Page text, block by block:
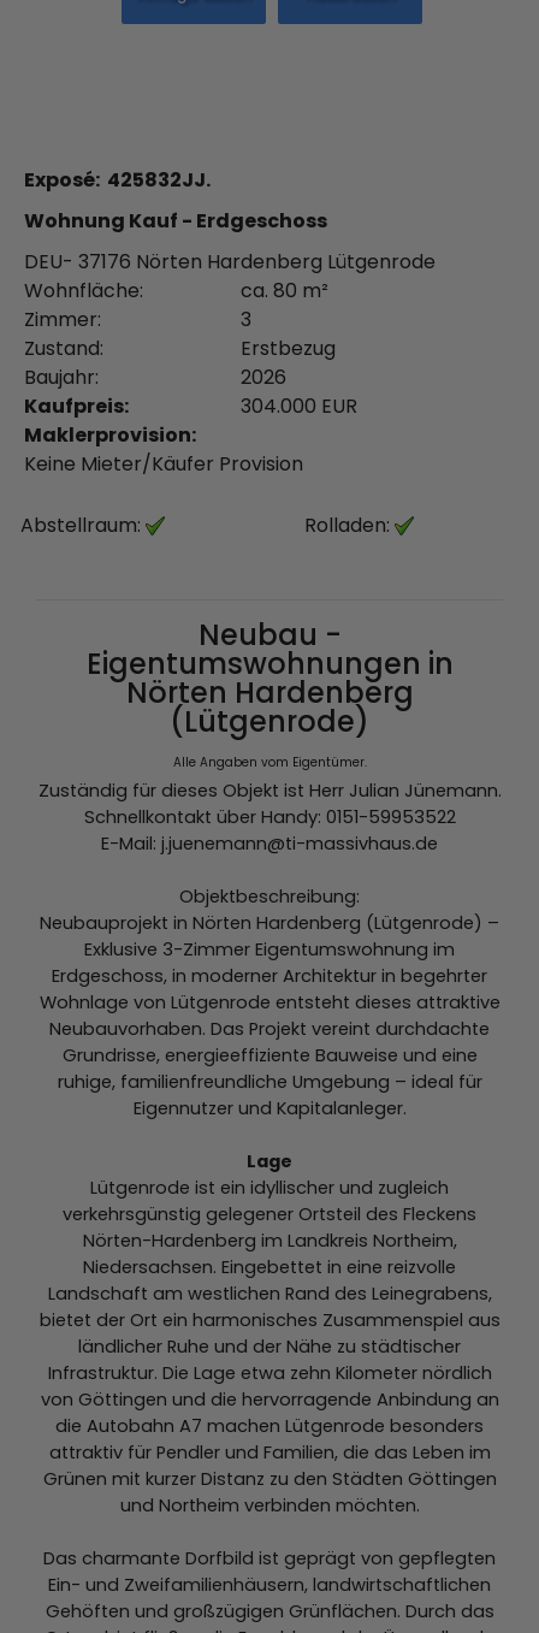
Exposé: 425832JJ.
Wohnung Kauf - Erdgeschoss
DEU- 37176 Nörten Hardenberg Lütgenrode
Wohnfläche:
ca. 80 m²
Zimmer:
3
Zustand:
Erstbezug
Baujahr:
2026
Kaufpreis:
304.000 EUR
Maklerprovision:
Keine Mieter/Käufer Provision
Abstellraum: Rolladen:
Neubau -
Eigentumswohnungen in
Nörten Hardenberg
(Lütgenrode)
Alle Angaben vom Eigentümer.
Zuständig für dieses Objekt ist Herr Julian Jünemann.
Schnellkontakt über Handy: 0151-59953522
E-Mail: j.juenemann@ti-massivhaus.de
Objektbeschreibung:
Neubauprojekt in Nörten Hardenberg (Lütgenrode) –
Exklusive 3-Zimmer Eigentumswohnung im
Erdgeschoss, in moderner Architektur in begehrter
Wohnlage von Lütgenrode entsteht dieses attraktive
Neubauvorhaben. Das Projekt vereint durchdachte
Grundrisse, energieeffiziente Bauweise und eine
ruhige, familienfreundliche Umgebung – ideal für
Eigennutzer und Kapitalanleger.
Lage
Lütgenrode ist ein idyllischer und zugleich
verkehrsgünstig gelegener Ortsteil des Fleckens
Nörten-Hardenberg im Landkreis Northeim,
Niedersachsen. Eingebettet in eine reizvolle
Landschaft am westlichen Rand des Leinegrabens,
bietet der Ort ein harmonisches Zusammenspiel aus
ländlicher Ruhe und der Nähe zu städtischer
Infrastruktur. Die Lage etwa zehn Kilometer nördlich
von Göttingen und die hervorragende Anbindung an
die Autobahn A7 machen Lütgenrode besonders
attraktiv für Pendler und Familien, die das Leben im
Grünen mit kurzer Distanz zu den Städten Göttingen
und Northeim verbinden möchten.
Das charmante Dorfbild ist geprägt von gepflegten
Ein- und Zweifamilienhäusern, landwirtschaftlichen
Gehöften und großzügigen Grünflächen. Durch das